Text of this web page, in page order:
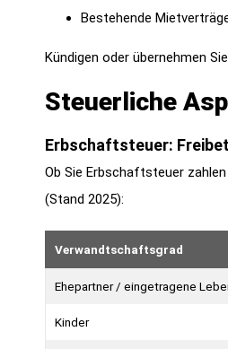
Bestehende
Kündigen oder übernehmen
Steuerliche
Erbschaftsteuer:
Ob Sie Erbschaftsteuer
(Stand 2025):
Verwandtschaftsgrad
Ehepartner / eingetragene
Kinder